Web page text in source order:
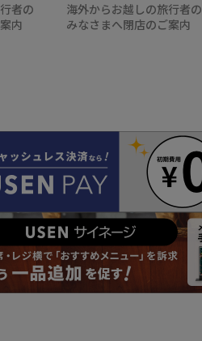
者の
内
海外からお越しの旅行者の
みなさまへ閉店のご案内